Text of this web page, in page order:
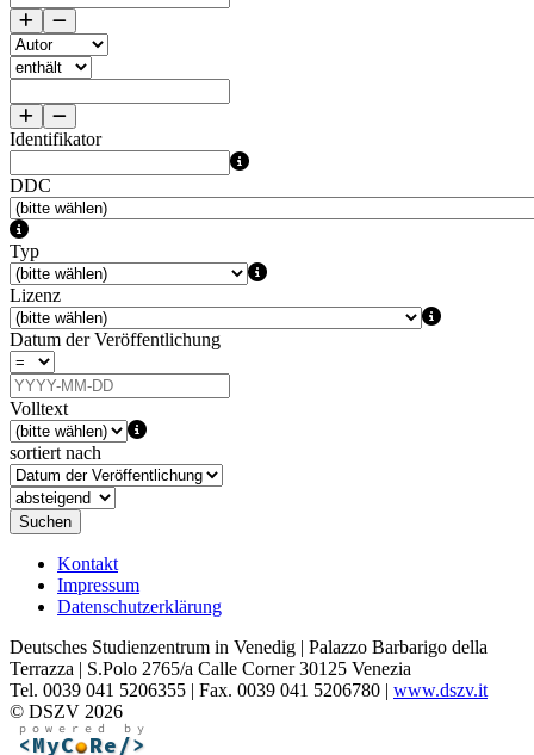
Identifikator
DDC
Typ
Lizenz
Datum der Veröffentlichung
Volltext
sortiert nach
Suchen
Kontakt
Impressum
Datenschutzerklärung
Deutsches Studienzentrum in Venedig | Palazzo Barbarigo della
Terrazza | S.Polo 2765/a Calle Corner 30125 Venezia
Tel. 0039 041 5206355 | Fax. 0039 041 5206780 | www.dszv.it
© DSZV 2026